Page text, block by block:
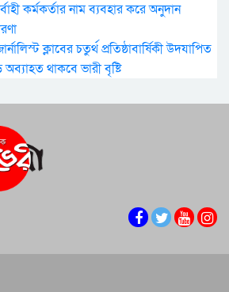
কর্মকর্তার নাম ব্যবহার করে অনুদান
ক্লাবের চতুর্থ প্রতিষ্ঠাবার্ষিকী উদযাপিত
থাকবে ভারী বৃষ্টি